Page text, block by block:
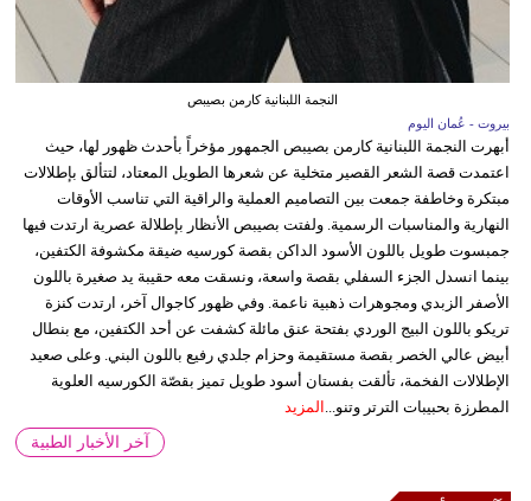
النجمة اللبنانية كارمن بصيبص
بيروت - عُمان اليوم
أبهرت النجمة اللبنانية كارمن بصيبص الجمهور مؤخراً بأحدث ظهور لها، حيث
اعتمدت قصة الشعر القصير متخلية عن شعرها الطويل المعتاد، لتتألق بإطلالات
مبتكرة وخاطفة جمعت بين التصاميم العملية والراقية التي تناسب الأوقات
النهارية والمناسبات الرسمية. ولفتت بصيبص الأنظار بإطلالة عصرية ارتدت فيها
جمبسوت طويل باللون الأسود الداكن بقصة كورسيه ضيقة مكشوفة الكتفين،
بينما انسدل الجزء السفلي بقصة واسعة، ونسقت معه حقيبة يد صغيرة باللون
الأصفر الزبدي ومجوهرات ذهبية ناعمة. وفي ظهور كاجوال آخر، ارتدت كنزة
تريكو باللون البيج الوردي بفتحة عنق مائلة كشفت عن أحد الكتفين، مع بنطال
أبيض عالي الخصر بقصة مستقيمة وحزام جلدي رفيع باللون البني. وعلى صعيد
الإطلالات الفخمة، تألقت بفستان أسود طويل تميز بقصّة الكورسيه العلوية
المطرزة بحبيبات الترتر وتنو... المزيد
آخر الأخبار الطبية